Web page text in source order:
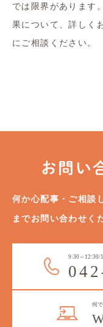
では限界があります
果について、詳しく
にご相談ください。
お問い
何か心配事・ご相談
までお問い合わせく
9:30～12:30/
何